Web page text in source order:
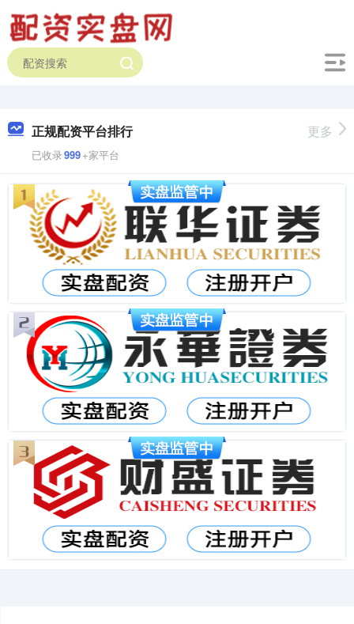
正规配资平台排行
已收录999+家平台
更多